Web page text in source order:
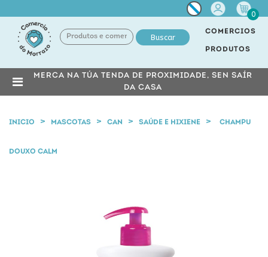
Miña
conta
0
Buscar
COMERCIOS
PRODUTOS
MERCA NA TÚA TENDA DE PROXIMIDADE, SEN SAÍR
DA CASA
INICIO MASCOTAS CAN SAÚDE E HIXIENE CHAMPU
DOUXO CALM